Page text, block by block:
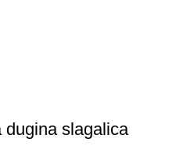
dugina slagalica